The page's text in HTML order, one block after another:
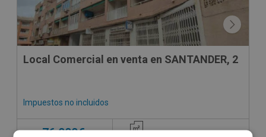
Local Comercial en venta en SANTANDER, 2
Impuestos no incluidos
76.000€